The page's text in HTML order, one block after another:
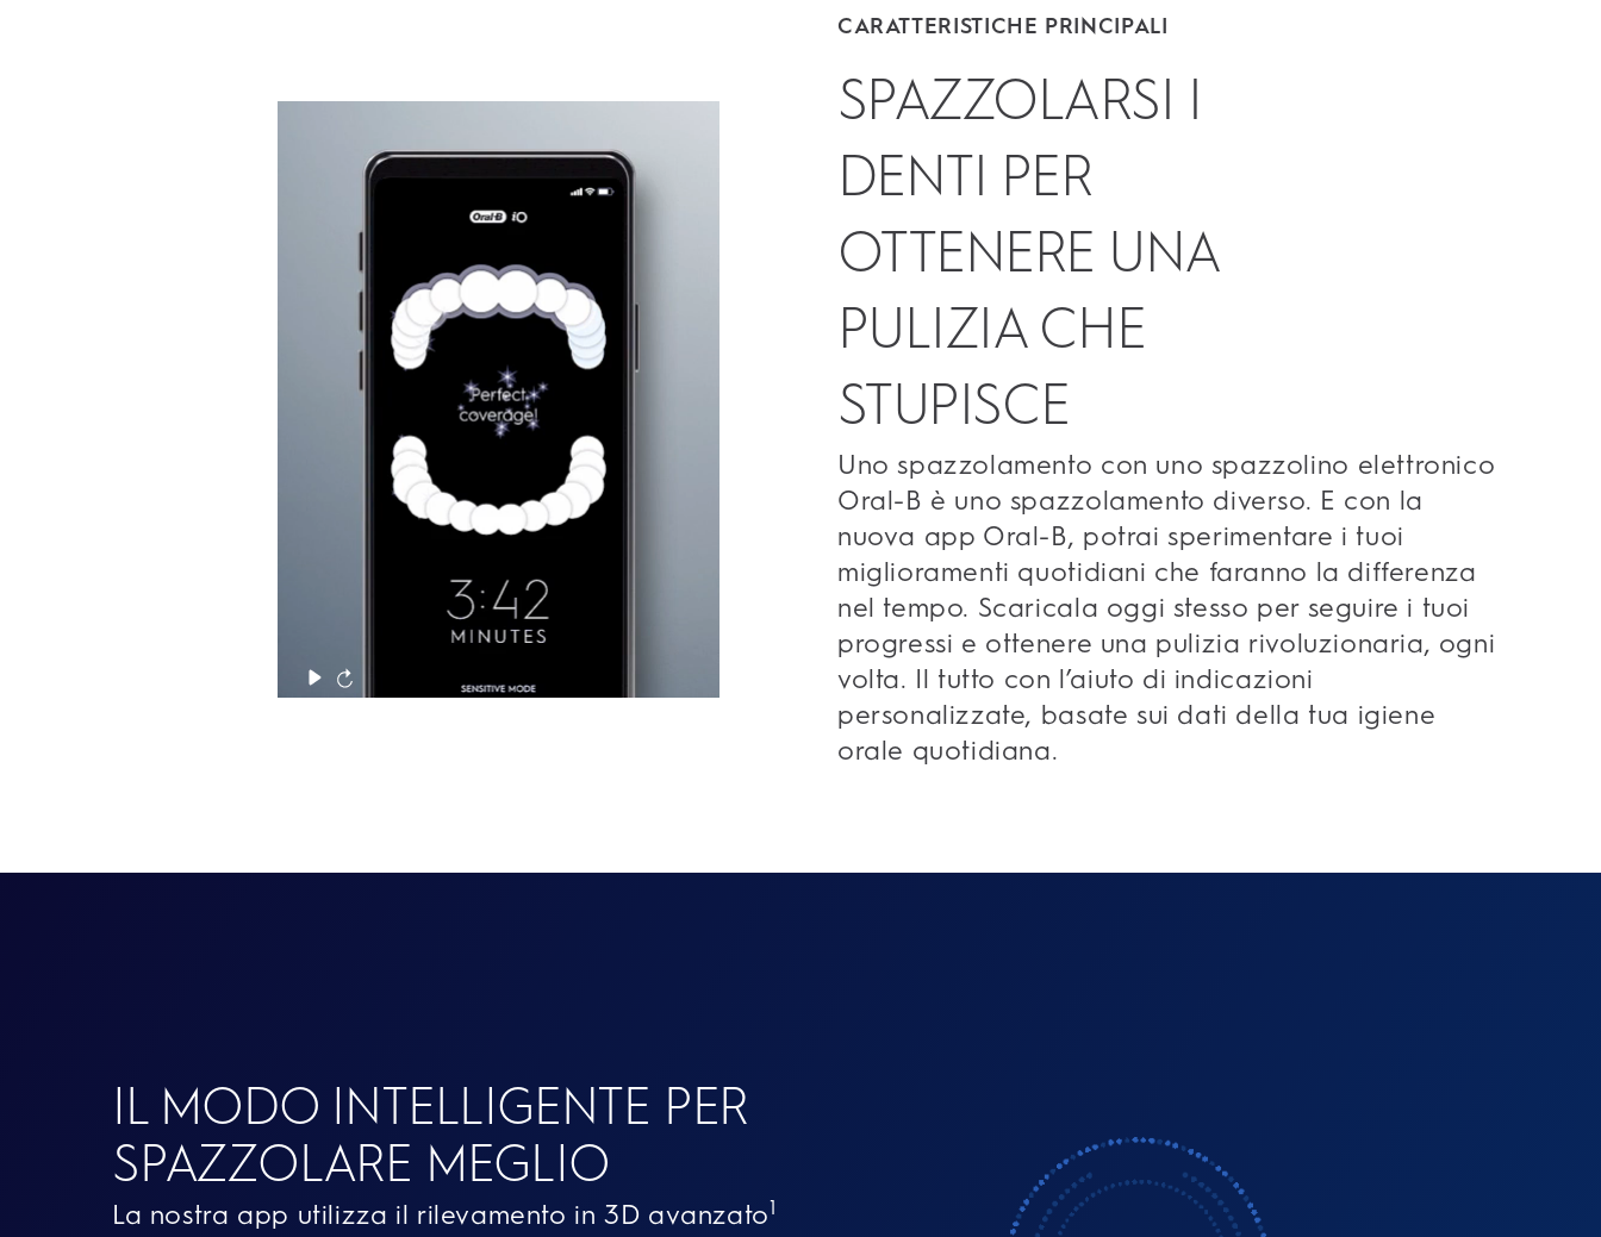
CARATTERISTICHE PRINCIPALI
SPAZZOLARSI I
DENTI PER
OTTENERE UNA
PULIZIA CHE
STUPISCE
Uno spazzolamento con uno spazzolino elettronico
Oral-B è uno spazzolamento diverso. E con la
nuova app Oral-B, potrai sperimentare i tuoi
miglioramenti quotidiani che faranno la differenza
nel tempo. Scaricala oggi stesso per seguire i tuoi
progressi e ottenere una pulizia rivoluzionaria, ogni
volta. Il tutto con l’aiuto di indicazioni
personalizzate, basate sui dati della tua igiene
orale quotidiana.
IL MODO INTELLIGENTE PER
SPAZZOLARE MEGLIO
La nostra app utilizza il rilevamento in 3D avanzato1